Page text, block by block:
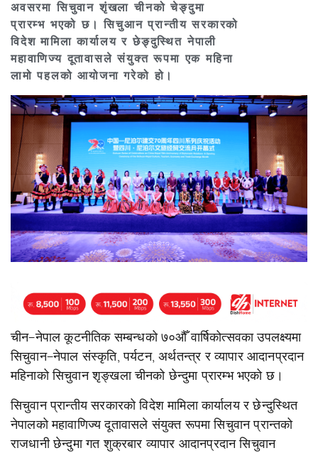
अवसरमा सिचुवान शृंखला चीनको चेङ्दुमा
प्रारम्भ भएको छ। सिचुआन प्रान्तीय सरकारको
विदेश मामिला कार्यालय र छेङ्दुस्थित नेपाली
महावाणिज्य दूतावासले संयुक्त रूपमा एक महिना
लामो पहलको आयोजना गरेको हो।
चीन–नेपाल कूटनीतिक सम्बन्धको ७०औँ वार्षिकोत्सवका उपलक्ष्यमा
सिचुवान–नेपाल संस्कृति, पर्यटन, अर्थतन्त्र र व्यापार आदानप्रदान
महिनाको सिचुवान शृङ्खला चीनको छेन्दुमा प्रारम्भ भएको छ।
सिचुवान प्रान्तीय सरकारको विदेश मामिला कार्यालय र छेन्दुस्थित
नेपालको महावाणिज्य दूतावासले संयुक्त रूपमा सिचुवान प्रान्तको
राजधानी छेन्दुमा गत शुक्रबार व्यापार आदानप्रदान सिचुवान